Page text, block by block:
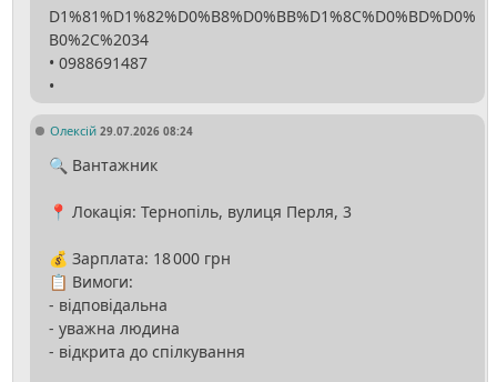
D1%81%D1%82%D0%B8%D0%BB%D1%8C%D0%BD%D0%
B0%2C%2034
• 0988691487
Олексій 29.07.2026 08:24
🔍 Вантажник
📍 Локація: Тернопіль, вулиця Перля, 3
💰 Зарплата: 18 000 грн
📋 Вимоги:
- відповідальна
- уважна людина
- відкрита до спілкування